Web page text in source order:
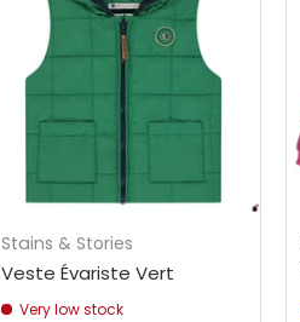
Stains & Stories
Veste Évariste Vert
Very low stock